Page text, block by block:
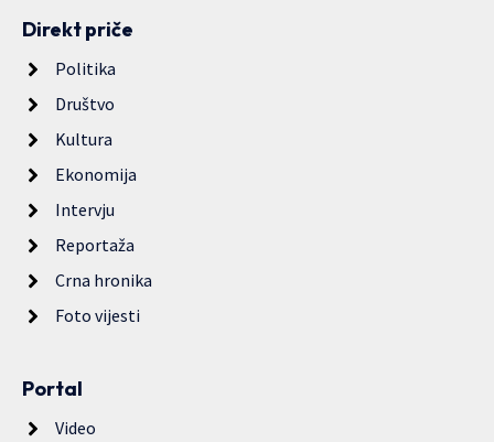
Direkt priče
Politika
Društvo
Kultura
Ekonomija
Intervju
Reportaža
Crna hronika
Foto vijesti
Portal
Video